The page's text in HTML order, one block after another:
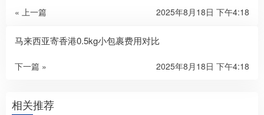
« 上一篇 2025年8月18日 下午4:18
马来西亚寄香港0.5kg小包裹费用对比
下一篇 » 2025年8月18日 下午4:18
相关推荐